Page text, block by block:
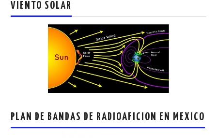
VIENTO SOLAR
PLAN DE BANDAS DE RADIOAFICION EN MEXICO